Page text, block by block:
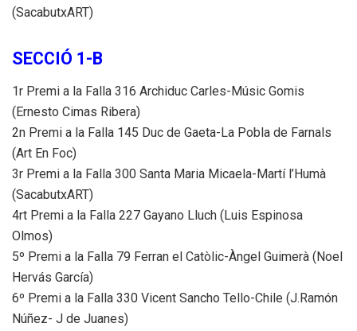
(SacabutxART)
SECCIÓ 1-B
1r Premi a la Falla 316 Archiduc Carles-Músic Gomis
(Ernesto Cimas Ribera)
2n Premi a la Falla 145 Duc de Gaeta-La Pobla de Farnals
(Art En Foc)
3r Premi a la Falla 300 Santa Maria Micaela-Martí l’Humà
(SacabutxART)
4rt Premi a la Falla 227 Gayano Lluch (Luis Espinosa
Olmos)
5º Premi a la Falla 79 Ferran el Catòlic-Àngel Guimerà (Noel
Hervás García)
6º Premi a la Falla 330 Vicent Sancho Tello-Chile (J.Ramón
Núñez- J de Juanes)